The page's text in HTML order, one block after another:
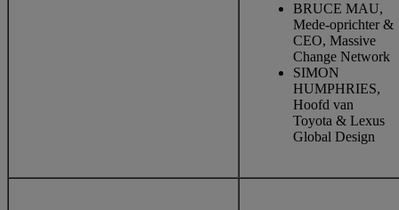
BRUCE MAU,
Mede-oprichter &
CEO, Massive
Change Network
SIMON
HUMPHRIES,
Hoofd van
Toyota & Lexus
Global Design